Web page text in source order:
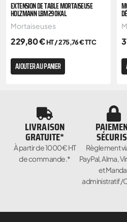
EXTENSION DE TABLE MORTAISEUSE
HOLZMANN LBM290KAL
Mortaiseuses
229,80€HT /275,76€TTC
AJOUTER AU PANIER
LIVRAISON
GRATUITE*
À partir de 1000€ HT
de commande.*
Règlement
PayPal, Alma,
et
administratif/